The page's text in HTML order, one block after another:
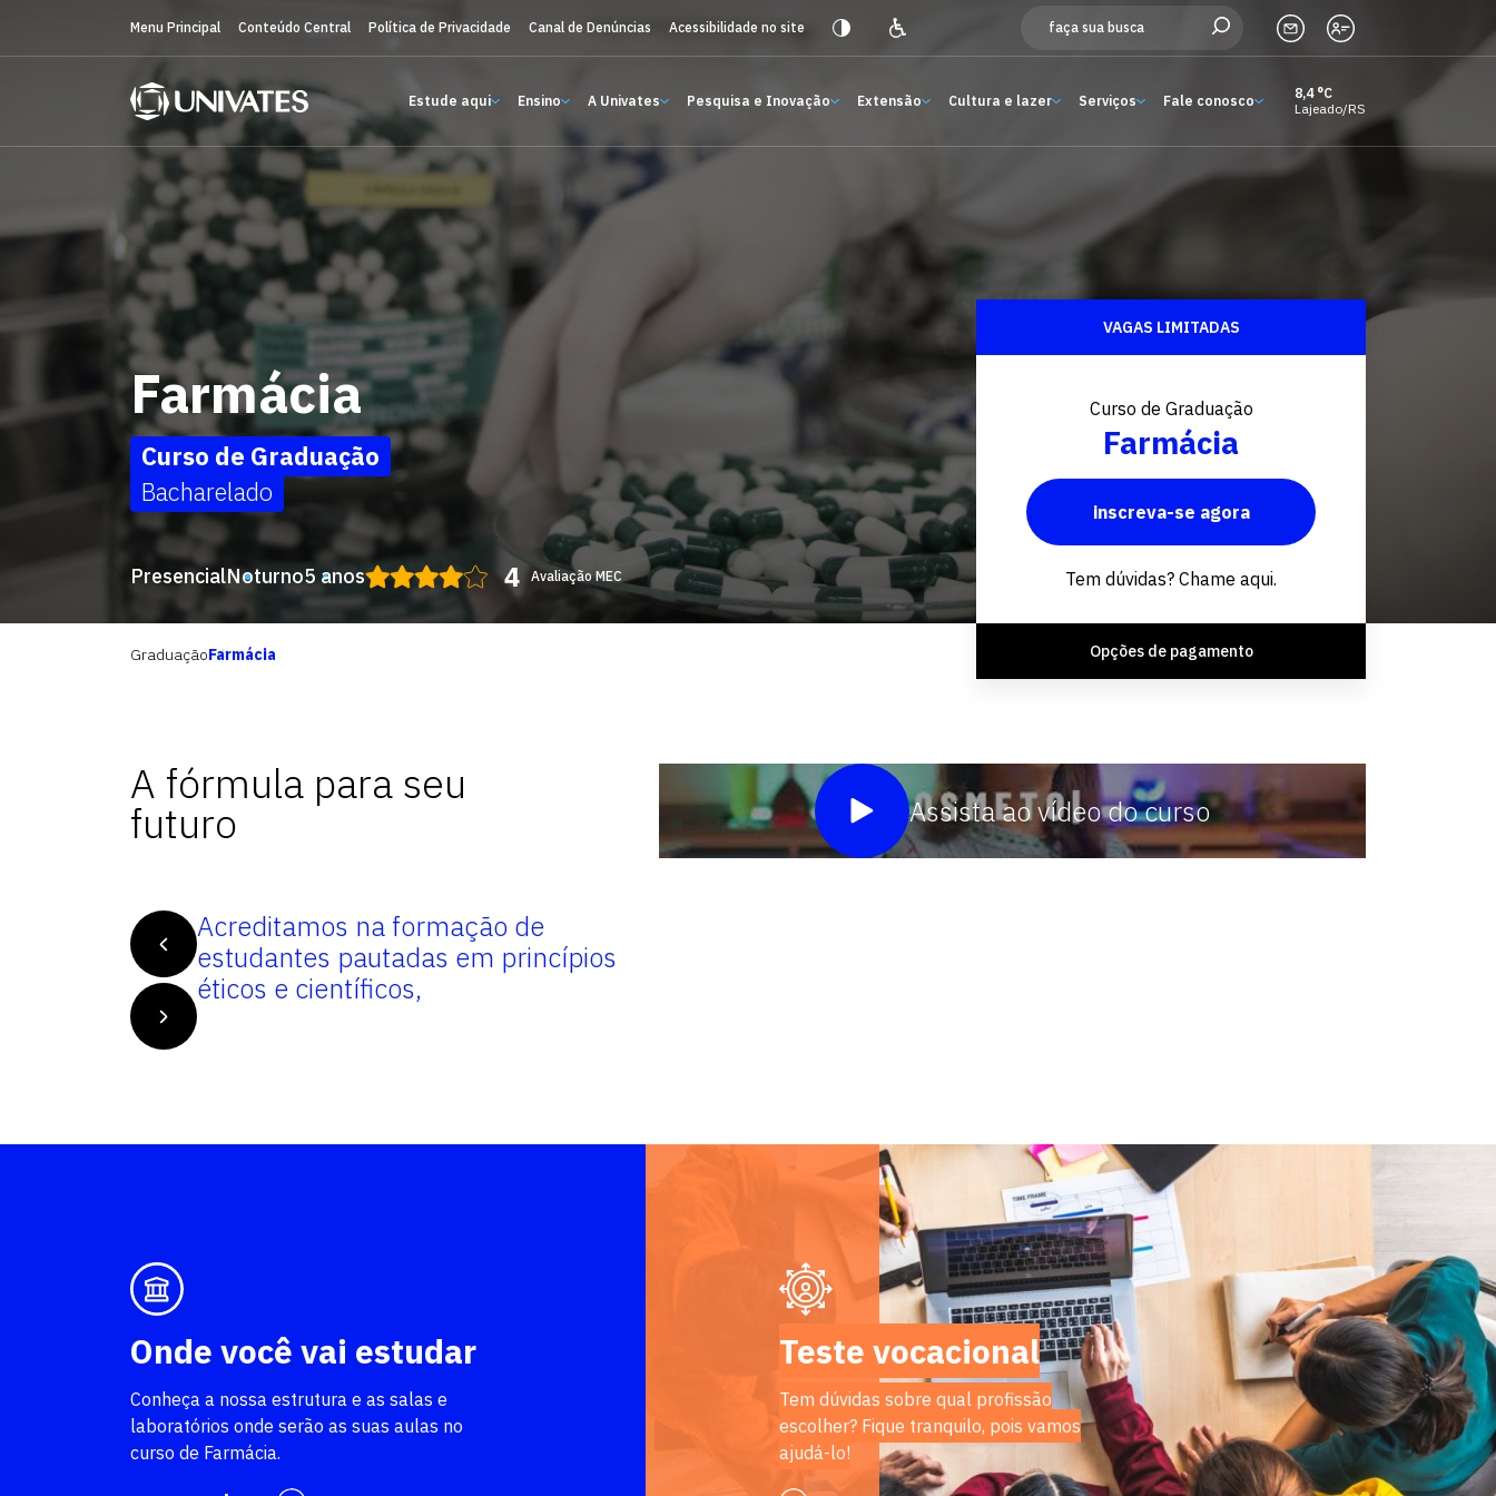
Menu Principal Conteúdo Central Política de Privacidade Canal de Denúncias Acessibilidade no site
Estude aqui Ensino A Univates Pesquisa e Inovação Extensão Cultura e lazer Serviços Fale conosco
8,4 °C
Lajeado/RS
Estude aqui
A Univates
Pesquisa e Inovação
Cultura e lazer
Serviços
Fale conosco
Farmácia
Curso de Graduação
Bacharelado
PresencialNoturno5 anos Avaliação MEC
VAGAS LIMITADAS
Curso de Graduação
Farmácia
inscreva-se agora
Tem dúvidas? Chame aqui.
Opções de pagamento
GraduaçãoFarmácia
A fórmula para seu
futuro
Acreditamos na formação de
estudantes pautadas em princípios
éticos e científicos,
Assista ao vídeo do curso
Onde você vai estudar
Conheça a nossa estrutura e as salas e
laboratórios onde serão as suas aulas no
curso de Farmácia.
Teste vocacional
Tem dúvidas sobre qual profissão
escolher? Fique tranquilo, pois vamos
ajudá-lo!